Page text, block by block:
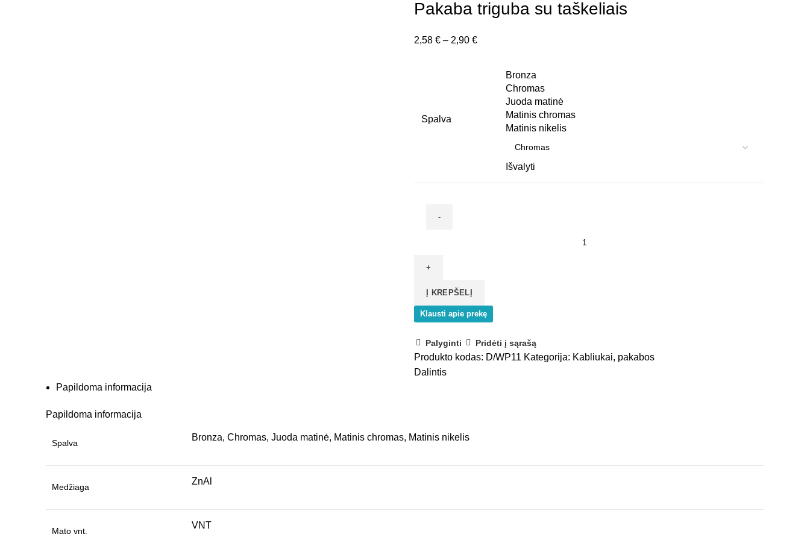
4,85 €
through
Pakaba triguba su taškeliais
2,58 € – 2,90 €Price
through
Spalva
Bronza
Chromas
Juoda matinė
Matinis chromas
Matinis nikelis
Išvalyti
Pakaba
taškeliais
Į KREPŠELĮ
Klausti apie prekę
Palyginti Pridėti į sąrašą
Produkto kodas: D/WP11 Kategorija: Kabliukai, pakabos
Dalintis
Papildoma informacija
Papildoma informacija
Spalva
Bronza, Chromas, Juoda matinė, Matinis chromas, Matinis nikelis
Medžiaga
ZnAl
Mato vnt.
VNT